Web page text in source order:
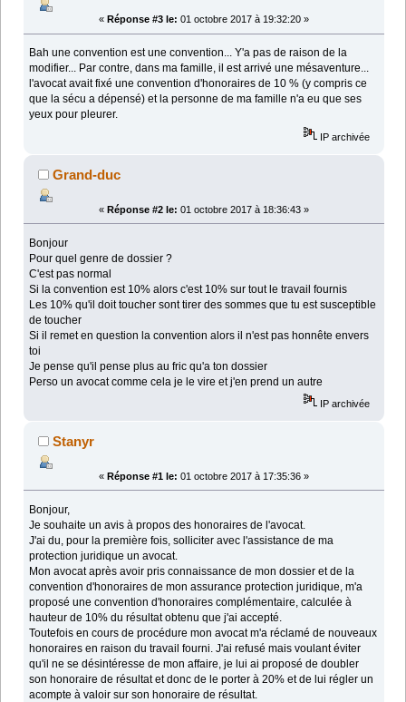
« Réponse #3 le: 01 octobre 2017 à 19:32:20 »
Bah une convention est une convention... Y'a pas de raison de la
modifier... Par contre, dans ma famille, il est arrivé une mésaventure...
l'avocat avait fixé une convention d'honoraires de 10 % (y compris ce
que la sécu a dépensé) et la personne de ma famille n'a eu que ses
yeux pour pleurer.
IP archivée
Grand-duc
« Réponse #2 le: 01 octobre 2017 à 18:36:43 »
Bonjour
Pour quel genre de dossier ?
C'est pas normal
Si la convention est 10% alors c'est 10% sur tout le travail fournis
Les 10% qu'il doit toucher sont tirer des sommes que tu est susceptible
de toucher
Si il remet en question la convention alors il n'est pas honnête envers
toi
Je pense qu'il pense plus au fric qu'a ton dossier
Perso un avocat comme cela je le vire et j'en prend un autre
IP archivée
Stanyr
« Réponse #1 le: 01 octobre 2017 à 17:35:36 »
Bonjour,
Je souhaite un avis à propos des honoraires de l'avocat.
J'ai du, pour la première fois, solliciter avec l'assistance de ma
protection juridique un avocat.
Mon avocat après avoir pris connaissance de mon dossier et de la
convention d'honoraires de mon assurance protection juridique, m'a
proposé une convention d'honoraires complémentaire, calculée à
hauteur de 10% du résultat obtenu que j'ai accepté.
Toutefois en cours de procédure mon avocat m'a réclamé de nouveaux
honoraires en raison du travail fourni. J'ai refusé mais voulant éviter
qu'il ne se désintéresse de mon affaire, je lui ai proposé de doubler
son honoraire de résultat et donc de le porter à 20% et de lui régler un
acompte à valoir sur son honoraire de résultat.